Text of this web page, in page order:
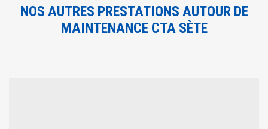
NOS AUTRES PRESTATIONS AUTOUR DE
MAINTENANCE CTA SÈTE